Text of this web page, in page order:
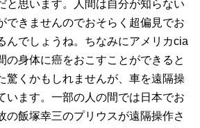
と思います。人間は自分が知らない
できませんのでおそらく超偏見でお
んでしょうね。ちなみにアメリカcia
の身体に癌をおこすことができると
驚くかもしれませんが、車を遠隔操
います。一部の人の間では日本でお
の飯塚幸三のプリウスが遠隔操作さ